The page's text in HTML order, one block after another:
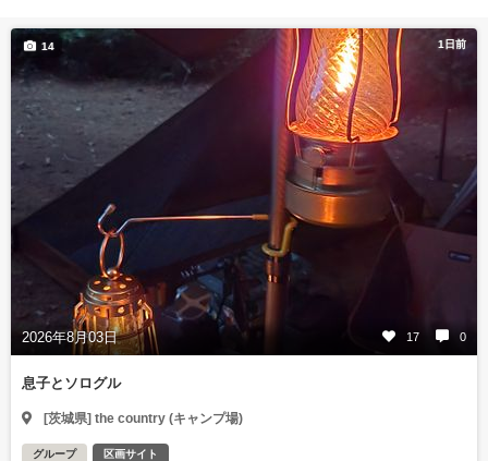
1日前
2026年8月03日 17 0
14
息子とソログル
[茨城県] the country (キャンプ場)
グループ 区画サイト